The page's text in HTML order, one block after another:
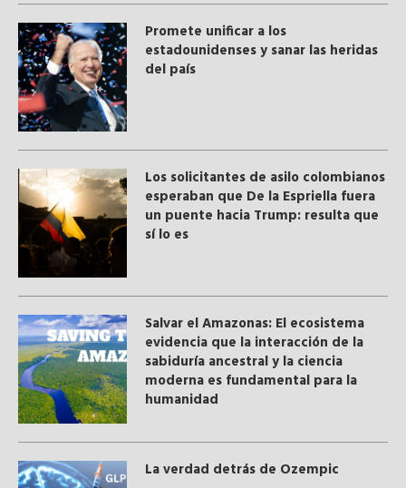
Promete unificar a los
estadounidenses y sanar las heridas
del país
Los solicitantes de asilo colombianos
esperaban que De la Espriella fuera
un puente hacia Trump: resulta que
sí lo es
Salvar el Amazonas: El ecosistema
evidencia que la interacción de la
sabiduría ancestral y ​la ciencia
moderna​ es fundamental para la
humanidad
La verdad detrás de Ozempic